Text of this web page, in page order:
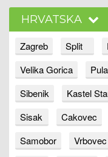
HRVATSKA
Zagreb Split
Velika Gorica
Pula
Sibenik
Kastel
Sisak
Cakovec
Samobor
Vrbovec